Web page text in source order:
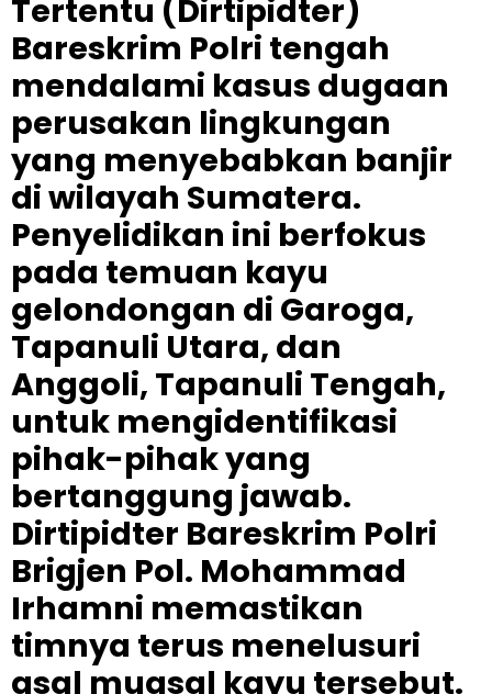
Tertentu (Dirtipidter)
Bareskrim Polri tengah
mendalami kasus dugaan
perusakan lingkungan
yang menyebabkan banjir
di wilayah Sumatera.
Penyelidikan ini berfokus
pada temuan kayu
gelondongan di Garoga,
Tapanuli Utara, dan
Anggoli, Tapanuli Tengah,
untuk mengidentifikasi
pihak-pihak yang
bertanggung jawab.
Dirtipidter Bareskrim Polri
Brigjen Pol. Mohammad
Irhamni memastikan
timnya terus menelusuri
asal muasal kayu tersebut.